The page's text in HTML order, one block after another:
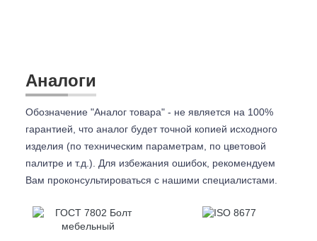
Аналоги
Обозначение "Аналог товара" - не является на 100%
гарантией, что аналог будет точной копией исходного
изделия (по техническим параметрам, по цветовой
палитре и т.д.). Для избежания ошибок, рекомендуем
Вам проконсультироваться с нашими специалистами.